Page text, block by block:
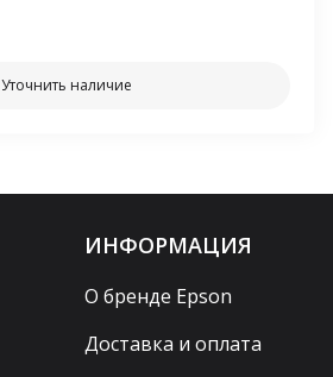
Уточнить наличие
ИНФОРМАЦИЯ
О бренде Epson
Доставка и оплата